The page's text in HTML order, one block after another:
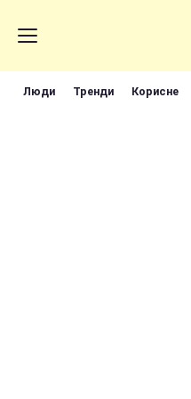
Люди Тренди Корисне